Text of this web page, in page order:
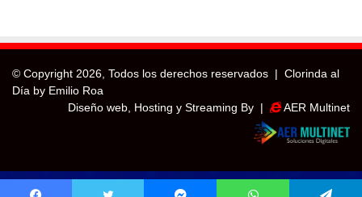
© Copyright 2026, Todos los derechos reservados | Clorinda al
Día by Emilio Roa
Diseño web, Hosting y Streaming By |
AER Multinet